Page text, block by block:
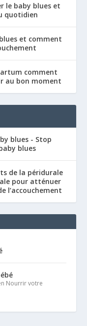
le baby blues et
quotidien
et comment
comment
au bon moment
blues - Stop
blues
de la péridurale
pour atténuer
l’accouchement
Nourrir votre